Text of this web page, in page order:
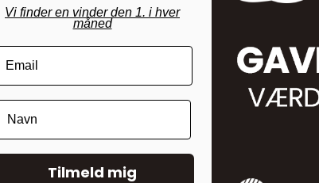
Vi finder en vinder den 1. i hver
måned
Tilmeld mig